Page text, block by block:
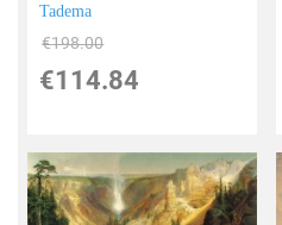
Tadema
€198.00
€114.84